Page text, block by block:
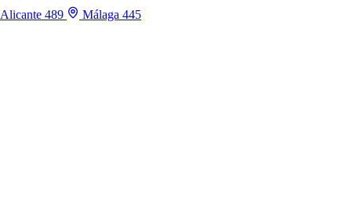
Alicante 489 Málaga 445